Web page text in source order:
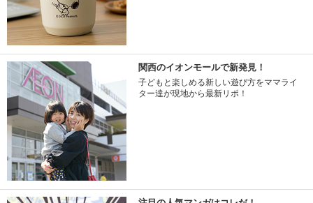
関西のイオンモールで新発見！
子どもと楽しめる新しい遊び方をママライ
ター達が現地から最新リポ！